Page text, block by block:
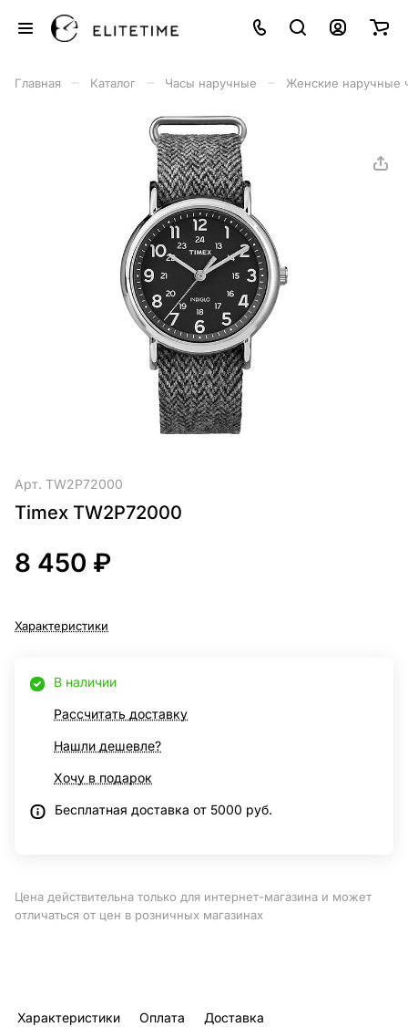
Главная Каталог Часы наручные Женские наручные
Арт. TW2P72000
Timex TW2P72000
8 450 ₽
Характеристики
В наличии
Рассчитать доставку
Нашли дешевле?
Хочу в подарок
Бесплатная доставка от 5000 руб.
Цена действительна только для интернет-магазина и может
отличаться от цен в розничных магазинах
Характеристики Оплата Доставка